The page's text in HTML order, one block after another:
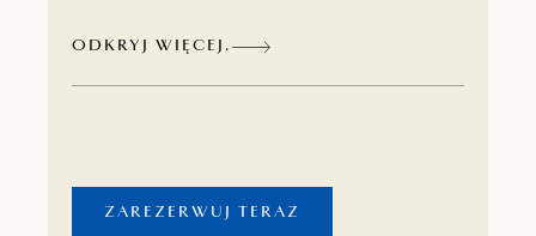
przyłączami, komfortowe domki mobilne z
tarasami, 20 namiotów glampingowych, trzy
gości i młodzieży oraz doskonała oferta
sportów na lądzie i morzu sprawią, że wakacje
ODKRYJ WIĘCEJ.
ZAREZERWUJ TERAZ